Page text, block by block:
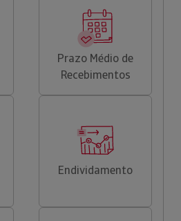
Prazo Médio de
Recebimentos
Endividamento